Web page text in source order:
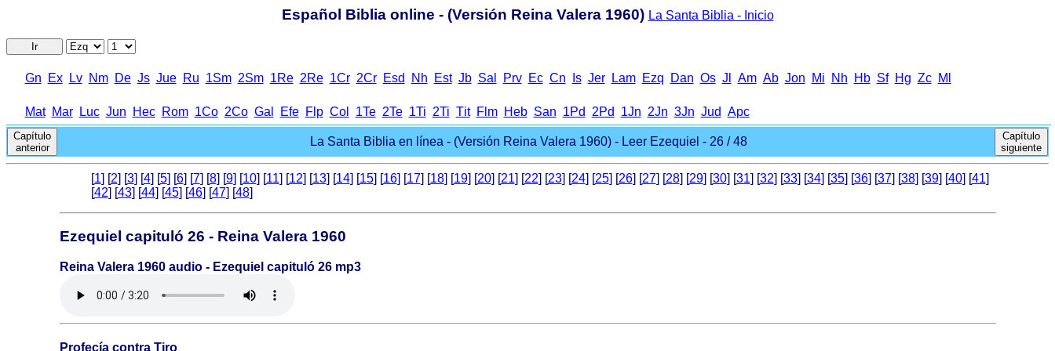
Español Biblia online - (Versión Reina Valera 1960) La Santa Biblia - Inicio
Ir
Gn Ex Lv Nm De Js Jue Ru 1Sm 2Sm 1Re 2Re 1Cr 2Cr Еsd Nh Еst Jb Sal Prv Еc Cn Іs Jer Lam Ezq Dan Оs Jl Аm Ab Jon Mi Nh Hb Sf Hg Zc Ml
Mat Mar Luc Jun Hec Rom 1Co 2Co Gal Efe Flp Col 1Te 2Te 1Ti 2Ti Тit Flm Heb San 1Pd 2Pd 1Jn 2Jn 3Jn Jud Apc
Capítulo
anterior
La Santa Biblia en línea - (Versión Reina Valera 1960) - Leer Ezequiel - 26 / 48
Capítulo
siguiente
[1] [2] [3] [4] [5] [6] [7] [8] [9] [10] [11] [12] [13] [14] [15] [16] [17] [18] [19] [20] [21] [22] [23] [24] [25] [26] [27] [28] [29] [30] [31] [32] [33] [34] [35] [36] [37] [38] [39] [40] [41]
[42] [43] [44] [45] [46] [47] [48]
Ezequiel capituló 26 - Reina Valera 1960
Reina Valera 1960 audio - Ezequiel capituló 26 mp3
Profecía contra Tiro